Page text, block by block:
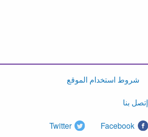
شروط استخدام الموقع
إتصل بنا
Facebook
Twitter